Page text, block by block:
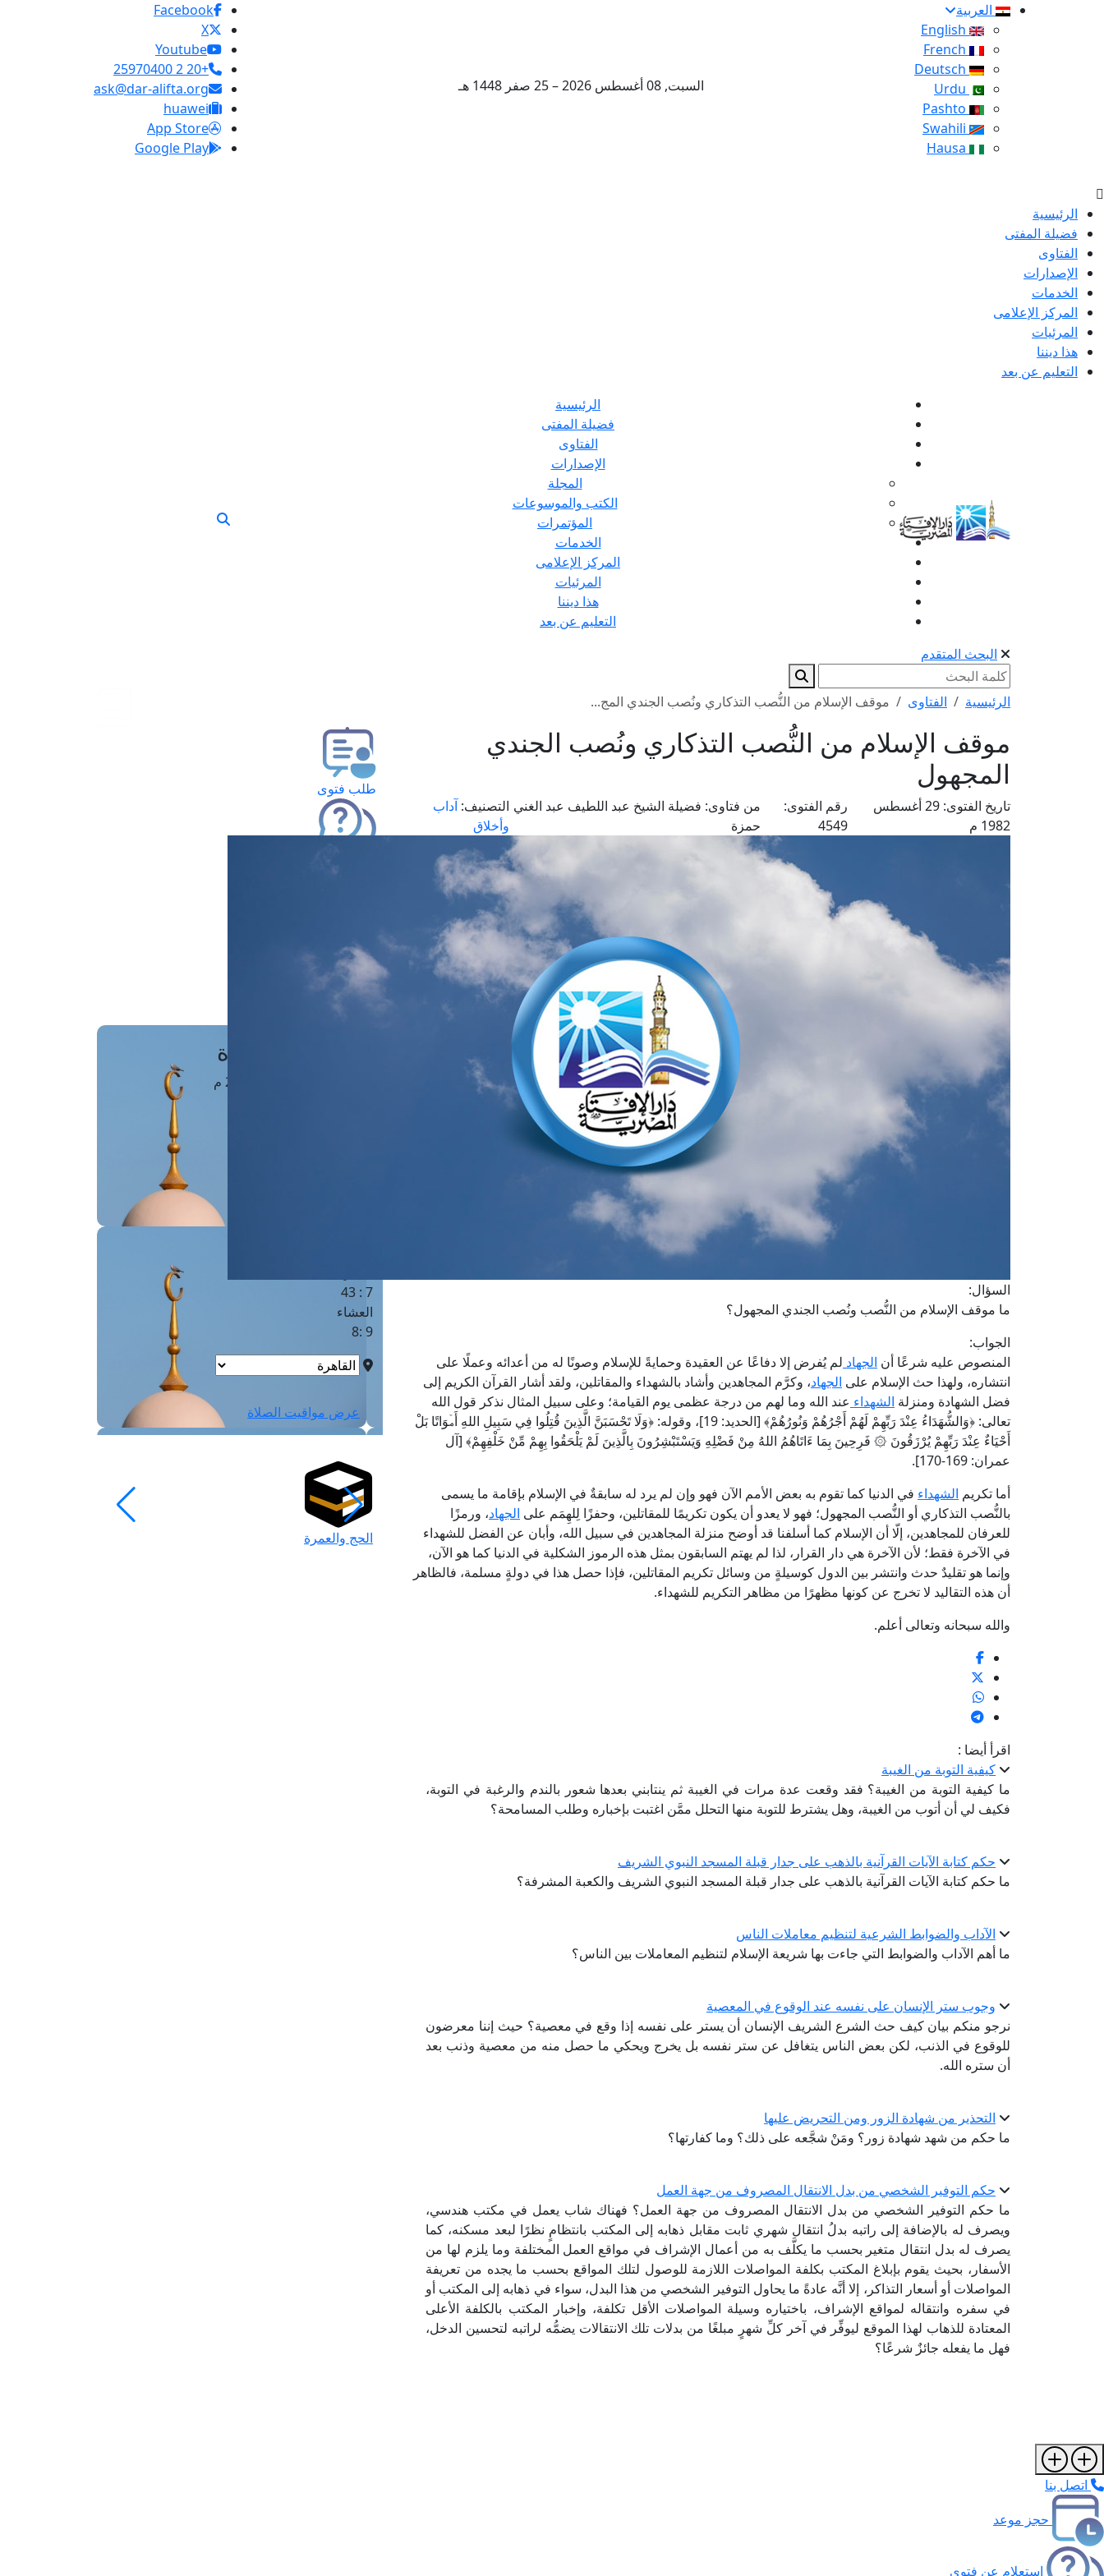
العربية
السبت, 08 أغسطس 2026 – 25 صفر 1448 هـ
Facebook
X
Youtube
+20 2 25970400
ask@dar-alifta.org
huawei
App Store
Google Play
الرئيسية
فضيلة المفتى
الفتاوى
الإصدارات
الخدمات
المركز الإعلامى
المرئيات
هذا ديننا
التعليم عن بعد
الرئيسية
فضيلة المفتى
الفتاوى
الإصدارات
المجلة
الكتب والموسوعات
المؤتمرات
الخدمات
المركز الإعلامى
المرئيات
هذا ديننا
التعليم عن بعد
البحث المتقدم
الرئيسية الفتاوى موقف الإسلام من النُّصب التذكاري ونُصب الجندي المج...
موقف الإسلام من النُّصب التذكاري ونُصب الجندي
المجهول
تاريخ الفتوى:
29 أغسطس
1982 م
رقم الفتوى:
4549
من فتاوى: فضيلة الشيخ عبد اللطيف عبد الغني
حمزة
التصنيف: آداب
وأخلاق
السؤال:
ما موقف الإسلام من النُّصب ونُصب الجندي المجهول؟
الجواب:
المنصوص عليه شرعًا أن الجهاد لم يُفرض إلا دفاعًا عن العقيدة وحمايةً للإسلام وصونًا له من أعدائه وعملًا على
انتشاره، ولهذا حث الإسلام على الجهاد، وكرَّم المجاهدين وأشاد بالشهداء والمقاتلين، ولقد أشار القرآن الكريم إلى
فضل الشهادة ومنزلة الشهداء عند الله وما لهم من درجة عظمى يوم القيامة؛ وعلى سبيل المثال نذكر قول الله
تعالى: ﴿وَالشُّهَدَاءُ عِنْدَ رَبِّهِمْ لَهُمْ أَجْرُهُمْ وَنُورُهُمْ﴾ [الحديد: 19]، وقوله: ﴿وَلَا تَحْسَبَنَّ الَّذِينَ قُتِلُوا فِي سَبِيلِ اللهِ أَمۡوَاتًا بَلْ
أَحْيَاءٌ عِنْدَ رَبِّهِمْ يُرْزَقُونَ ۞ فَرِحِينَ بِمَا ءَاتَاهُمُ اللهُ مِنْ فَضْلِهِ وَيَسْتَبْشِرُونَ بِالَّذِينَ لَمْ يَلْحَقُوا بِهِمْ مِّنْ خَلْفِهِمْ﴾ [آل
عمران: 169-170].
أما تكريم الشهداء في الدنيا كما تقوم به بعض الأمم الآن فهو وإن لم يرد له سابقةٌ في الإسلام بإقامة ما يسمى
بالنُّصب التذكاري أو النُّصب المجهول؛ فهو لا يعدو أن يكون تكريمًا للمقاتلين، وحفزًا لِلهِمَم على الجهاد، ورمزًا
للعرفان للمجاهدين، إلّا أن الإسلام كما أسلفنا قد أوضح منزلة المجاهدين في سبيل الله، وأبان عن الفضل للشهداء
في الآخرة فقط؛ لأن الآخرة هي دار القرار، لذا لم يهتم السابقون بمثل هذه الرموز الشكلية في الدنيا كما هو الآن،
وإنما هو تقليدٌ حدث وانتشر بين الدول كوسيلةٍ من وسائل تكريم المقاتلين، فإذا حصل هذا في دولةٍ مسلمة، فالظاهر
أن هذه التقاليد لا تخرج عن كونها مظهرًا من مظاهر التكريم للشهداء.
والله سبحانه وتعالى أعلم.
اقرأ أيضا :
كيفية التوبة من الغيبة
ما كيفية التوبة من الغيبة؟ فقد وقعت عدة مرات في الغيبة ثم ينتابني بعدها شعور بالندم والرغبة في التوبة،
فكيف لي أن أتوب من الغيبة، وهل يشترط للتوبة منها التحلل ممَّن اغتبت بإخباره وطلب المسامحة؟
حكم كتابة الآيات القرآنية بالذهب على جدار قبلة المسجد النبوي الشريف
ما حكم كتابة الآيات القرآنية بالذهب على جدار قبلة المسجد النبوي الشريف والكعبة المشرفة؟
الآداب والضوابط الشرعية لتنظيم معاملات الناس
ما أهم الآداب والضوابط التي جاءت بها شريعة الإسلام لتنظيم المعاملات بين الناس؟
وجوب ستر الإنسان على نفسه عند الوقوع في المعصية
نرجو منكم بيان كيف حث الشرع الشريف الإنسان أن يستر على نفسه إذا وقع في معصية؟ حيث إننا معرضون
للوقوع في الذنب، لكن بعض الناس يتغافل عن ستر نفسه بل يخرج ويحكي ما حصل منه من معصية وذنب بعد
أن ستره الله.
التحذير من شهادة الزور ومن التحريض عليها
ما حكم من شهد شهادة زور؟ ومَنْ شجَّعه على ذلك؟ وما كفارتها؟
حكم التوفير الشخصي من بدل الانتقال المصروف من جهة العمل
ما حكم التوفير الشخصي من بدل الانتقال المصروف من جهة العمل؟ فهناك شاب يعمل في مكتب هندسي،
ويصرف له بالإضافة إلى راتبه بدلُ انتقال شهري ثابت مقابل ذهابه إلى المكتب بانتظامٍ نظرًا لبعد مسكنه، كما
يصرف له بدل انتقال متغير بحسب ما يكلَّف به من أعمال الإشراف في مواقع العمل المختلفة وما يلزم لها من
الأسفار، بحيث يقوم بإبلاغ المكتب بكلفة المواصلات اللازمة للوصول لتلك المواقع بحسب ما يجده من تعريفة
المواصلات أو أسعار التذاكر، إلا أنَّه عادةً ما يحاول التوفير الشخصي من هذا البدل، سواء في ذهابه إلى المكتب أو
في سفره وانتقاله لمواقع الإشراف، باختياره وسيلة المواصلات الأقل تكلفة، وإخبار المكتب بالكلفة الأعلى
المعتادة للذهاب لهذا الموقع ليوفِّر في آخر كلِّ شهرٍ مبلغًا من بدلات تلك الانتقالات يضمُّه لراتبه لتحسين الدخل،
فهل ما يفعله جائزٌ شرعًا؟
طلب فتوى
مَواقِيتُ الصَّـــلاة
7 : 43
العشاء
9 :8
عرض مواقيت الصلاة
الحج والعمرة
اتصل بنا
حجز موعد
استعلام عن فتوى